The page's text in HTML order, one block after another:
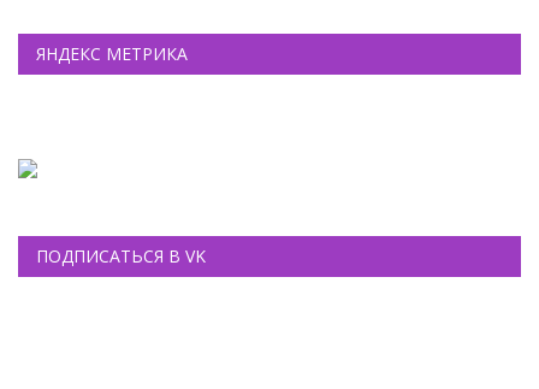
ЯНДЕКС МЕТРИКА
ПОДПИСАТЬСЯ В VK